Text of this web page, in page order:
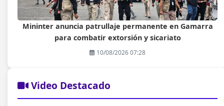
Mininter anuncia patrullaje permanente en Gamarra
para combatir extorsión y sicariato
10/08/2026 07:28
Video Destacado